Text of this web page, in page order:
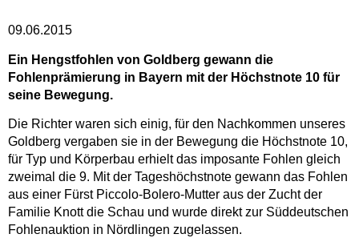
09.06.2015
Ein Hengstfohlen von Goldberg gewann die
Fohlenprämierung in Bayern mit der Höchstnote 10 für
seine Bewegung.
Die Richter waren sich einig, für den Nachkommen unseres
Goldberg vergaben sie in der Bewegung die Höchstnote 10,
für Typ und Körperbau erhielt das imposante Fohlen gleich
zweimal die 9. Mit der Tageshöchstnote gewann das Fohlen
aus einer Fürst Piccolo-Bolero-Mutter aus der Zucht der
Familie Knott die Schau und wurde direkt zur Süddeutschen
Fohlenauktion in Nördlingen zugelassen.